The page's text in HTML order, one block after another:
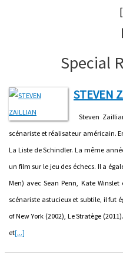
Special
STEVEN
Steven
scénariste et réalisateur américain.
La Liste de Schindler. La même
un film sur le jeu des échecs. Il a
Men) avec Sean Penn, Kate
scénariste astucieux et subtile, il fut
of New York (2002), Le Stratège
et[...]